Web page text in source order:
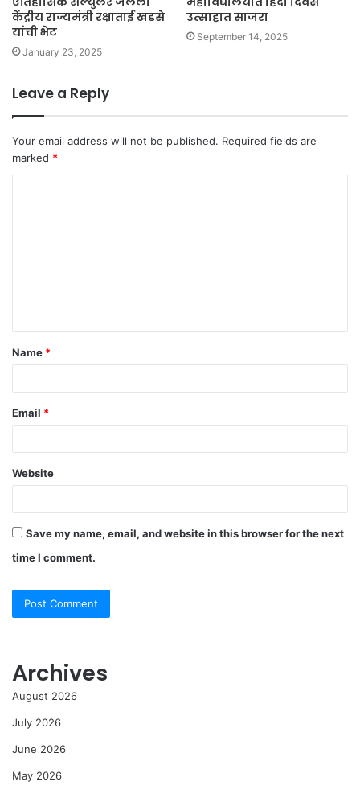
केंद्रीय राज्यमंत्री रक्षाताई खडसे
यांची भेट
January 23, 2025
उत्साहात साजरा
September 14, 2025
Leave a Reply
Your email address will not be published. Required fields are
marked *
t
*
Name *
Email *
Website
Save my name, email, and website in this browser for the next
time I comment.
Archives
August 2026
July 2026
June 2026
May 2026